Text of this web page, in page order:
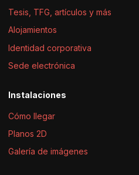
Tesis, TFG, artículos y más
Alojamientos
Identidad corporativa
Sede electrónica
Instalaciones
Cómo llegar
Planos 2D
Galería de imágenes